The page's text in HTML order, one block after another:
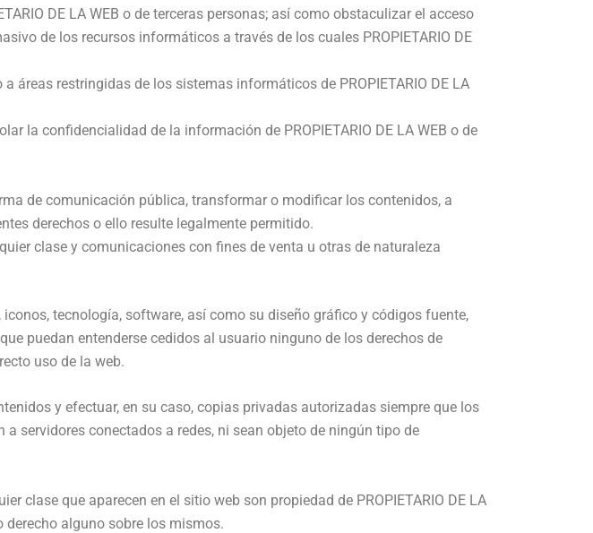
DE LA WEB o de terceras personas; así como obstaculizar el acceso
de los recursos informáticos a través de los cuales PROPIETARIO DE
áreas restringidas de los sistemas informáticos de PROPIETARIO DE LA
la confidencialidad de la información de PROPIETARIO DE LA WEB o de
de comunicación pública, transformar o modificar los contenidos, a
derechos o ello resulte legalmente permitido.
clase y comunicaciones con fines de venta u otras de naturaleza
tecnología, software, así como su diseño gráfico y códigos fuente,
puedan entenderse cedidos al usuario ninguno de los derechos de
uso de la web.
y efectuar, en su caso, copias privadas autorizadas siempre que los
servidores conectados a redes, ni sean objeto de ningún tipo de
clase que aparecen en el sitio web son propiedad de PROPIETARIO DE LA
derecho alguno sobre los mismos.